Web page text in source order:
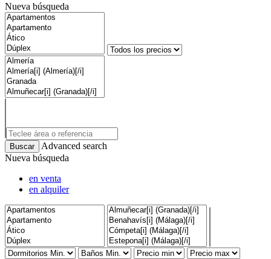
Nueva búsqueda
Advanced search
Nueva búsqueda
en venta
en alquiler